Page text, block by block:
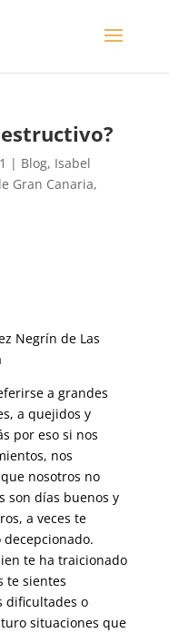
| Blog, Isabel
Gran Canaria,
Negrín de Las
a grandes
a quejidos y
por eso si nos
nos
nosotros no
son días buenos y
a veces te
te ha traicionado
te sientes
dificultades o
situaciones que